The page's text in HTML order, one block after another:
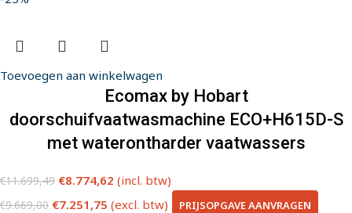
Toevoegen aan winkelwagen
Ecomax by Hobart
doorschuifvaatwasmachine ECO+H615D-S
met waterontharder vaatwassers
€11.699,49 €8.774,62 (incl. btw)
€9.669,00 €7.251,75 (excl. btw) PRIJSOPGAVE AANVRAGEN